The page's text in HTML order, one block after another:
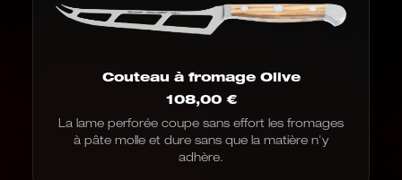
Couteau à fromage Olive
108,00 €
La lame perforée coupe sans effort les fromages
à pâte molle et dure sans que la matière n'y
adhère.